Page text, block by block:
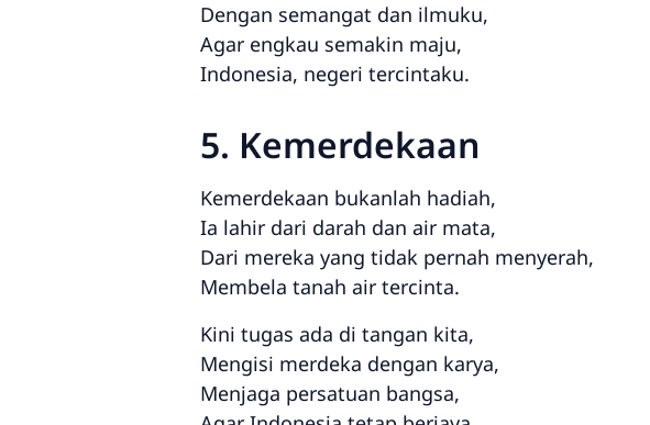
Dengan semangat dan ilmuku,
Agar engkau semakin maju,
Indonesia, negeri tercintaku.
5. Kemerdekaan
Kemerdekaan bukanlah hadiah,
Ia lahir dari darah dan air mata,
Dari mereka yang tidak pernah menyerah,
Membela tanah air tercinta.
Kini tugas ada di tangan kita,
Mengisi merdeka dengan karya,
Menjaga persatuan bangsa,